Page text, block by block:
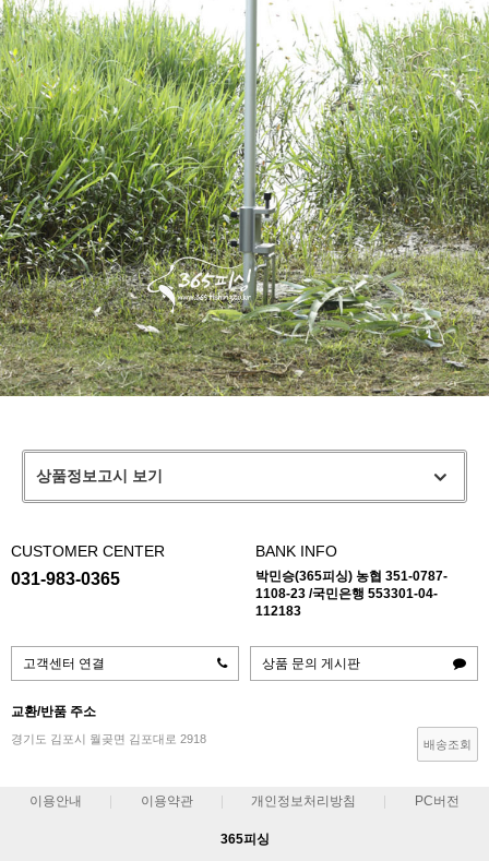
상품정보고시 보기
CUSTOMER CENTER
031-983-0365
BANK INFO
박민승(365피싱) 농협 351-0787-
1108-23 /국민은행 553301-04-
112183
고객센터 연결 상품 문의 게시판
교환/반품 주소
경기도 김포시 월곶면 김포대로 2918 배송조회
이용안내 이용약관 개인정보처리방침 PC버전
365피싱